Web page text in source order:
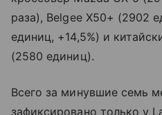
раза), Belgee X50+ (2902
единиц, +14,5%) и
(2580 единиц).
Всего за минувшие семь
зафиксировано только у